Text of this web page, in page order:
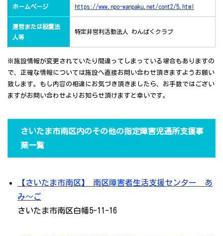
ホームページ https://www.npo-wanpaku.net/cont2/5.html
運営または設置法
人等
特定非営利活動法人 わんぱくクラブ
※施設情報が変更されていたり間違ってしまっている場合もありますの
で、正確な情報については施設へ直接お問い合わせ頂きますようお願い
致します。もし内容の相違にお気づき頂きましたら、お手数ではござい
ますがお問い合わせよりお知らせ頂けますと幸いです。
さいたま市南区内のその他の指定障害児通所支援事
業一覧
【さいたま市南区】 南区障害者生活支援センター あ
み～ご
さいたま市南区白幡5-11-16